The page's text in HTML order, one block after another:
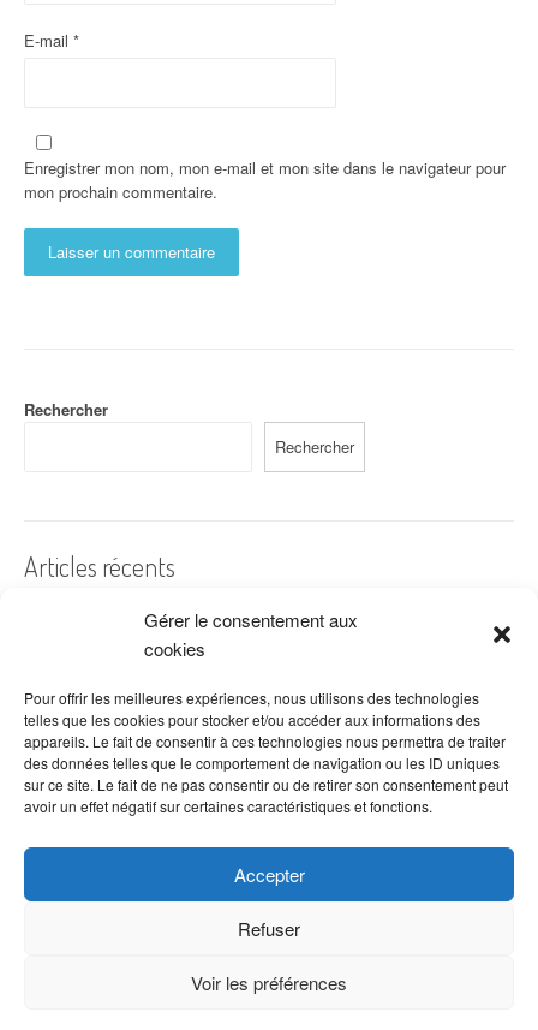
Gérer le consentement aux
cookies
Pour offrir les meilleures expériences, nous utilisons des technologies
telles que les cookies pour stocker et/ou accéder aux informations des
appareils. Le fait de consentir à ces technologies nous permettra de traiter
des données telles que le comportement de navigation ou les ID uniques
sur ce site. Le fait de ne pas consentir ou de retirer son consentement peut
avoir un effet négatif sur certaines caractéristiques et fonctions.
Accepter
Refuser
Voir les préférences
E-mail *
Enregistrer mon nom, mon e-mail et mon site dans le navigateur pour
mon prochain commentaire.
Rechercher
Rechercher
Articles récents
A quelles dates de l’année offre-t-on des fleurs ?
Les fleurs préférées des Français
Combien de fois arroser un cactus ?
Quelles fleurs offrir pour la fête des mères ?
Idées de décoration avec fleurs séchées